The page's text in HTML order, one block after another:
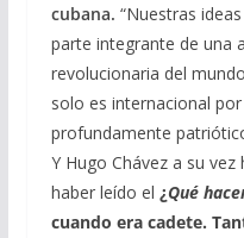
cubana. “Nuestras
parte integrante de una
revolucionaria del
solo es internacional
profundamente
Y Hugo Chávez a su
haber leído el ¿Qué
cuando era cadete.